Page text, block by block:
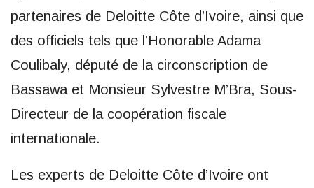
partenaires de Deloitte Côte d’Ivoire, ainsi que
des officiels tels que l’Honorable Adama
Coulibaly, député de la circonscription de
Bassawa et Monsieur Sylvestre M’Bra, Sous-
Directeur de la coopération fiscale
internationale.
Les experts de Deloitte Côte d’Ivoire ont